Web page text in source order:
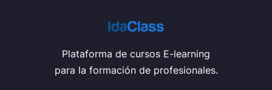
Plataforma de cursos E-learning
para la formación de profesionales.